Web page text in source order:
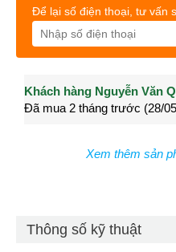
Để lại số điện thoại, tư vấn
Khách hàng Nguyễn Văn
Đã mua 2 tháng trước (28/
Khách hàng Nguyễn
Đã mua 3 tháng trước (27/
Xem thêm sản
Thông số kỹ thuật